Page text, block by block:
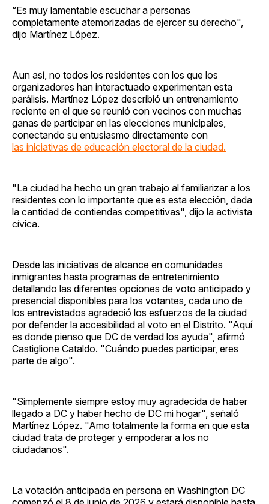
“Es muy lamentable escuchar a personas
completamente atemorizadas de ejercer su derecho",
dijo Martínez López.
Aun así, no todos los residentes con los que los
organizadores han interactuado experimentan esta
parálisis. Martínez López describió un entrenamiento
reciente en el que se reunió con vecinos con muchas
ganas de participar en las elecciones municipales,
conectando su entusiasmo directamente con
las iniciativas de educación electoral de la ciudad.
"La ciudad ha hecho un gran trabajo al familiarizar a los
residentes con lo importante que es esta elección, dada
la cantidad de contiendas competitivas", dijo la activista
cívica.
Desde las iniciativas de alcance en comunidades
inmigrantes hasta programas de entretenimiento
detallando las diferentes opciones de voto anticipado y
presencial disponibles para los votantes, cada uno de
los entrevistados agradeció los esfuerzos de la ciudad
por defender la accesibilidad al voto en el Distrito. "Aquí
es donde pienso que DC de verdad los ayuda", afirmó
Castiglione Cataldo. "Cuándo puedes participar, eres
parte de algo".
"Simplemente siempre estoy muy agradecida de haber
llegado a DC y haber hecho de DC mi hogar", señaló
Martínez López. "Amo totalmente la forma en que esta
ciudad trata de proteger y empoderar a los no
ciudadanos".
La votación anticipada en persona en Washington DC